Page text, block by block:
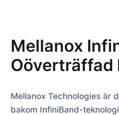
Mellanox
Oöverträffad
Mellanox Technologies är
bakom InfiniBand-